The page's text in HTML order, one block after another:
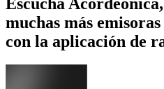
muchas más
con la aplicación de